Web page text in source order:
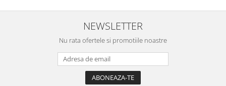
NEWSLETTER
Nu rata ofertele si promotiile noastre